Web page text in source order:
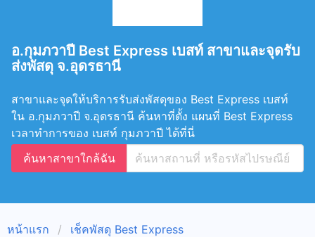
อ.กุมภวาปี Best Express เบสท์ สาขาและจุดรับ
ส่งพัสดุ จ.อุดรธานี
สาขาและจุดให้บริการรับส่งพัสดุของ Best Express เบสท์
ใน อ.กุมภวาปี จ.อุดรธานี ค้นหาที่ตั้ง แผนที่ Best Express
เวลาทำการของ เบสท์ กุมภวาปี ได้ที่นี่
ค้นหาสาขาใกล้ฉัน
หน้าแรก
เช็คพัสดุ Best Express